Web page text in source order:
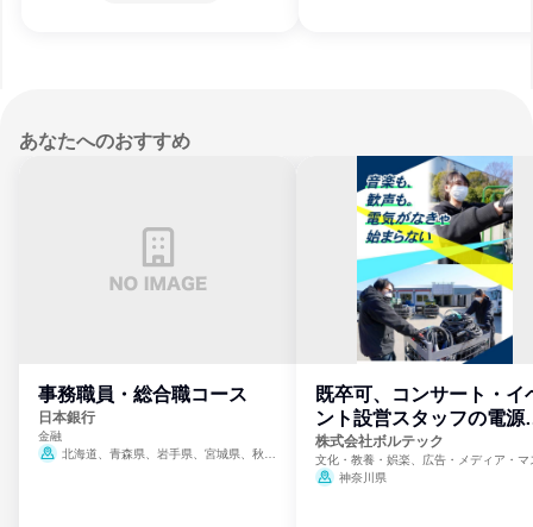
あなたへのおすすめ
事務職員・総合職コース
日本銀行
金融
北海道、青森県、岩手県、宮城県、秋田
既卒可、コンサート・イ
ント設営スタッフの電源
門
株式会社ボルテック
文化・教養・娯楽、広告・メディア・マ
ミ、電力・ガス・水道・エネルギー
神奈川県